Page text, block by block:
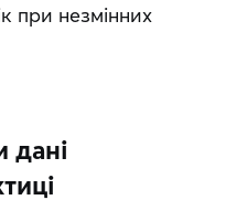
при незмінних
дані